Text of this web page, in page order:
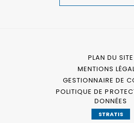
PLAN DU SITE
MENTIONS
GESTIONNAIRE DE
POLITIQUE DE
DONNÉES
STRATIS